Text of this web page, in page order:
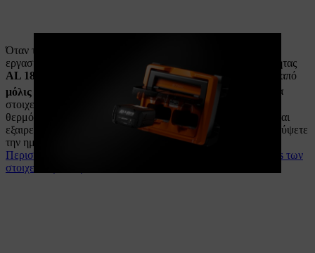
Όταν τα πράγματα πρέπει να πάνε γρήγορα στην καθημερινή
εργασία, κάθε λεπτό μετράει: με τον φορτιστή υψηλής ταχύτητας
AL 1802 MO
φορτίζεται ξανά στο 80% μετά από
μόλις 9 λεπτά
. Αυτό καθίσταται δυνατό χάρη στα καινοτόμα
στοιχεία τύπου tabless, τα οποία μειώνουν την ανάπτυξη
θερμότητας στις μπαταρίες. Αυτό τους επιτρέπει να φορτίζονται
εξαιρετικά γρήγορα και αποτελεσματικά, και μπορείτε να καλύψετε
την ημέρα με σημαντικά λιγότερες μπαταρίες.
Περισσότερες πληροφορίες σχετικά με την τεχνολογία tabless των
στοιχείων μπαταριών